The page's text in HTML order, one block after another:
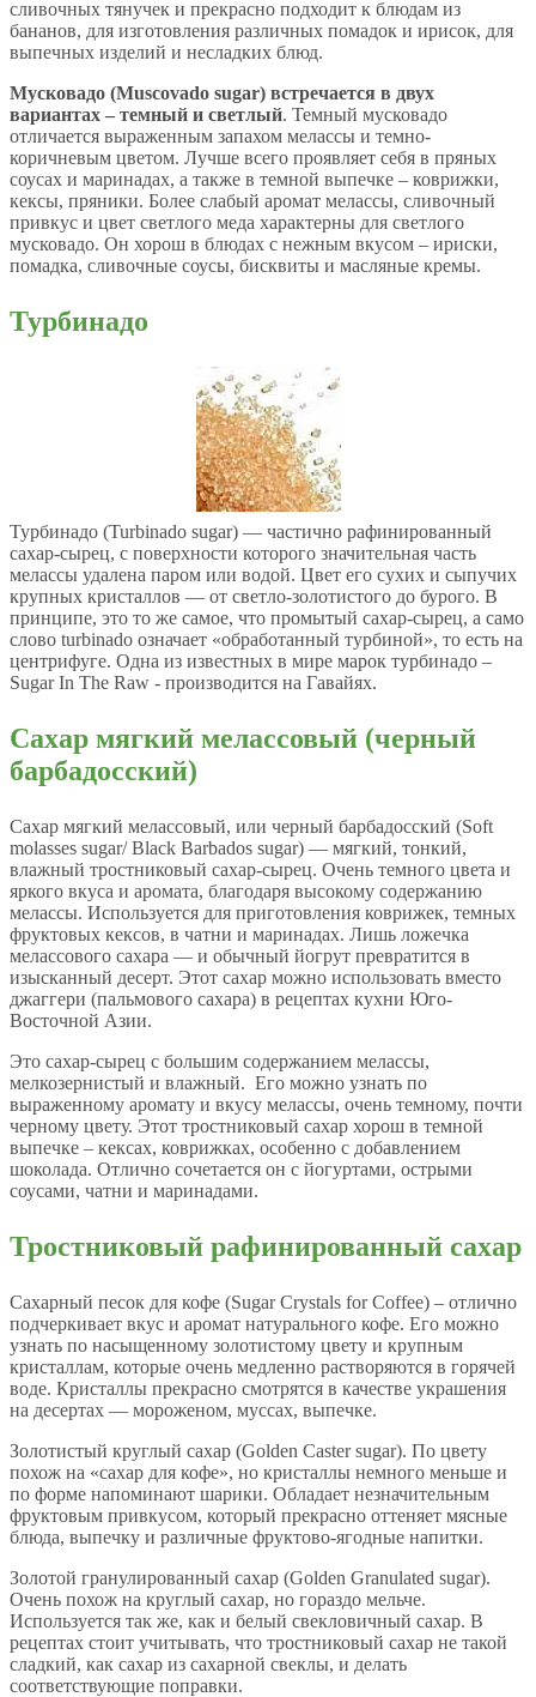
сливочных тянучек и прекрасно подходит к блюдам из
бананов, для изготовления различных помадок и ирисок, для
выпечных изделий и несладких блюд.
Мусковадо (Muscovado sugar) встречается в двух
вариантах – темный и светлый. Темный мусковадо
отличается выраженным запахом мелассы и темно-
коричневым цветом. Лучше всего проявляет себя в пряных
соусах и маринадах, а также в темной выпечке – коврижки,
кексы, пряники. Более слабый аромат мелассы, сливочный
привкус и цвет светлого меда характерны для светлого
мусковадо. Он хорош в блюдах с нежным вкусом – ириски,
помадка, сливочные соусы, бисквиты и масляные кремы.
Турбинадо
Турбинадо (Turbinado sugar) — частично рафинированный
сахар-сырец, с поверхности которого значительная часть
мелассы удалена паром или водой. Цвет его сухих и сыпучих
крупных кристаллов — от светло-золотистого до бурого. В
принципе, это то же самое, что промытый сахар-сырец, а само
слово turbinado означает «обработанный турбиной», то есть на
центрифуге. Одна из известных в мире марок турбинадо –
Sugar In The Raw - производится на Гавайях.
Сахар мягкий мелассовый (черный
барбадосский)
Сахар мягкий мелассовый, или черный барбадосский (Soft
molasses sugar/ Black Barbados sugar) — мягкий, тонкий,
влажный тростниковый сахар-сырец. Очень темного цвета и
яркого вкуса и аромата, благодаря высокому содержанию
мелассы. Используется для приготовления коврижек, темных
фруктовых кексов, в чатни и маринадах. Лишь ложечка
мелассового сахара — и обычный йогрут превратится в
изысканный десерт. Этот сахар можно использовать вместо
джаггери (пальмового сахара) в рецептах кухни Юго-
Восточной Азии.
Это сахар-сырец с большим содержанием мелассы,
мелкозернистый и влажный. Его можно узнать по
выраженному аромату и вкусу мелассы, очень темному, почти
черному цвету. Этот тростниковый сахар хорош в темной
выпечке – кексах, коврижках, особенно с добавлением
шоколада. Отлично сочетается он с йогуртами, острыми
соусами, чатни и маринадами.
Тростниковый рафинированный сахар
Сахарный песок для кофе (Sugar Crystals for Coffee) – отлично
подчеркивает вкус и аромат натурального кофе. Его можно
узнать по насыщенному золотистому цвету и крупным
кристаллам, которые очень медленно растворяются в горячей
воде. Кристаллы прекрасно смотрятся в качестве украшения
на десертах — мороженом, муссах, выпечке.
Золотистый круглый сахар (Golden Caster sugar). По цвету
похож на «сахар для кофе», но кристаллы немного меньше и
по форме напоминают шарики. Обладает незначительным
фруктовым привкусом, который прекрасно оттеняет мясные
блюда, выпечку и различные фруктово-ягодные напитки.
Золотой гранулированный сахар (Golden Granulated sugar).
Очень похож на круглый сахар, но гораздо мельче.
Используется так же, как и белый свекловичный сахар. В
рецептах стоит учитывать, что тростниковый сахар не такой
сладкий, как сахар из сахарной свеклы, и делать
соответствующие поправки.